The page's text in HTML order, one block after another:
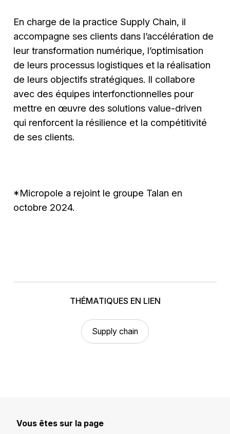
En charge de la practice Supply Chain, il
accompagne ses clients dans l’accélération de
leur transformation numérique, l’optimisation
de leurs processus logistiques et la réalisation
de leurs objectifs stratégiques. Il collabore
avec des équipes interfonctionnelles pour
mettre en œuvre des solutions value-driven
qui renforcent la résilience et la compétitivité
de ses clients.
*Micropole a rejoint le groupe Talan en
octobre 2024.
THÉMATIQUES EN LIEN
Supply chain
Vous êtes sur la page